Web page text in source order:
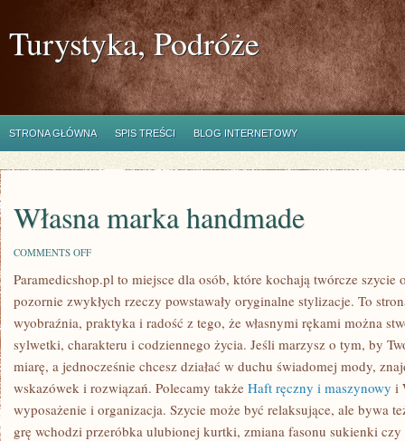
Turystyka, Podróże
STRONA GŁÓWNA SPIS TREŚCI BLOG INTERNETOWY
Własna marka handmade
COMMENTS OFFON
MARKA
Paramedicshop.pl to miejsce dla osób, które kochają twórcze szycie
pozornie zwykłych rzeczy powstawały oryginalne stylizacje. To
wyobraźnia, praktyka i radość z tego, że własnymi rękami można
sylwetki, charakteru i codziennego życia. Jeśli marzysz o tym, by
miarę, a jednocześnie chcesz działać w duchu świadomej mody,
wskazówek i rozwiązań. Polecamy także Haft ręczny i maszynowy i
wyposażenie i organizacja. Szycie może być relaksujące, ale bywa
grę wchodzi przeróbka ulubionej kurtki, zmiana fasonu sukienki